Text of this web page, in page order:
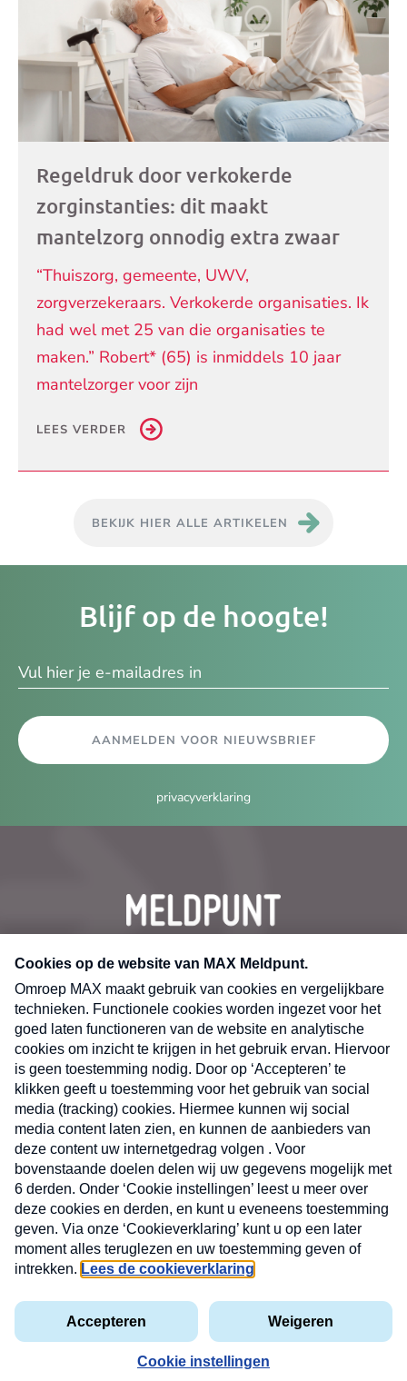
Regeldruk door verkokerde
zorginstanties: dit maakt
mantelzorg onnodig extra zwaar
“Thuiszorg, gemeente, UWV,
zorgverzekeraars. Verkokerde organisaties. Ik
had wel met 25 van die organisaties te
maken.” Robert* (65) is inmiddels 10 jaar
mantelzorger voor zijn
LEES VERDER
BEKIJK HIER ALLE ARTIKELEN
Blijf op de hoogte!
AANMELDEN VOOR NIEUWSBRIEF
privacyverklaring
CONTACT
Volg ons op
MAX
Cookieverklaring
Kwetsbaarheid
X
Nieuwsbrief
Neem hier een gratis abonnement op de MAX
Consumenten nieuwsbrief. Elke maandag en
donderdag in uw mailbox.
e-
VOOR
privacyverklaring